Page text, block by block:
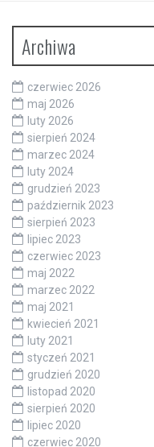
Archiwa
czerwiec 2026
maj 2026
luty 2026
sierpień 2024
marzec 2024
luty 2024
grudzień 2023
październik 2023
sierpień 2023
lipiec 2023
czerwiec 2023
maj 2022
marzec 2022
maj 2021
kwiecień 2021
luty 2021
styczeń 2021
grudzień 2020
listopad 2020
sierpień 2020
lipiec 2020
czerwiec 2020